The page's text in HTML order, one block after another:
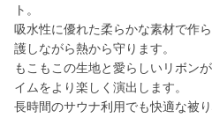
ト。
吸水性に優れた柔らかな素材で作
護しながら熱から守ります。
もこもこの生地と愛らしいリボン
イムをより楽しく演出します。
長時間のサウナ利用でも快適な被